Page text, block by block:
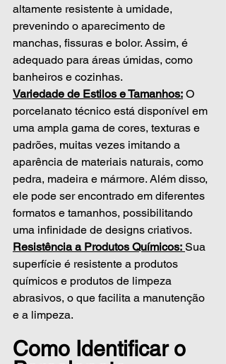
altamente resistente à umidade,
prevenindo o aparecimento de
manchas, fissuras e bolor. Assim, é
adequado para áreas úmidas, como
banheiros e cozinhas.
Variedade de Estilos e Tamanhos: O
porcelanato técnico está disponível em
uma ampla gama de cores, texturas e
padrões, muitas vezes imitando a
aparência de materiais naturais, como
pedra, madeira e mármore. Além disso,
ele pode ser encontrado em diferentes
formatos e tamanhos, possibilitando
uma infinidade de designs criativos.
Resistência a Produtos Químicos: Sua
superfície é resistente a produtos
químicos e produtos de limpeza
abrasivos, o que facilita a manutenção
e a limpeza.
Como Identificar o